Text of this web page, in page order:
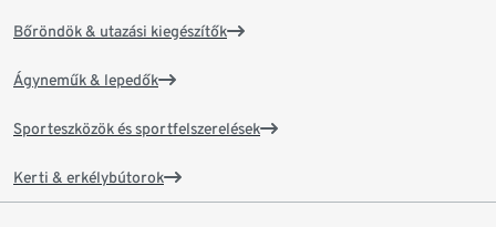
Bőröndök & utazási kiegészítők
Ágyneműk & lepedők
Sporteszközök és sportfelszerelések
Kerti & erkélybútorok